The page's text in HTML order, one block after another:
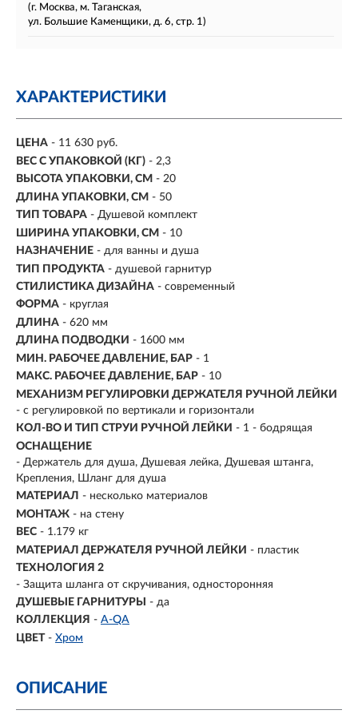
(г. Москва, м. Таганская,
ул. Большие Каменщики, д. 6, стр. 1)
ХАРАКТЕРИСТИКИ
ЦЕНА - 11 630 руб.
ВЕС С УПАКОВКОЙ (КГ) - 2,3
ВЫСОТА УПАКОВКИ, СМ - 20
ДЛИНА УПАКОВКИ, СМ - 50
ТИП ТОВАРА - Душевой комплект
ШИРИНА УПАКОВКИ, СМ - 10
НАЗНАЧЕНИЕ - для ванны и душа
ТИП ПРОДУКТА - душевой гарнитур
СТИЛИСТИКА ДИЗАЙНА - современный
ФОРМА - круглая
ДЛИНА - 620 мм
ДЛИНА ПОДВОДКИ - 1600 мм
МИН. РАБОЧЕЕ ДАВЛЕНИЕ, БАР - 1
МАКС. РАБОЧЕЕ ДАВЛЕНИЕ, БАР - 10
МЕХАНИЗМ РЕГУЛИРОВКИ ДЕРЖАТЕЛЯ РУЧНОЙ ЛЕЙКИ
- с регулировкой по вертикали и горизонтали
КОЛ-ВО И ТИП СТРУИ РУЧНОЙ ЛЕЙКИ - 1 - бодрящая
ОСНАЩЕНИЕ
- Держатель для душа, Душевая лейка, Душевая штанга,
Крепления, Шланг для душа
МАТЕРИАЛ - несколько материалов
МОНТАЖ - на стену
ВЕС - 1.179 кг
МАТЕРИАЛ ДЕРЖАТЕЛЯ РУЧНОЙ ЛЕЙКИ - пластик
ТЕХНОЛОГИЯ 2
- Защита шланга от скручивания, односторонняя
ДУШЕВЫЕ ГАРНИТУРЫ
- да
КОЛЛЕКЦИЯ - A-QA
ЦВЕТ - Хром
ОПИСАНИЕ